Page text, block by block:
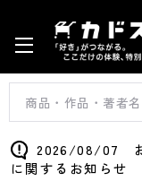
2026/08/07 お
に関するお知らせ